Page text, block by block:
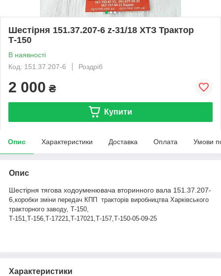
Шестірня 151.37.207-6 z-31/18 ХТЗ Трактор
Т-150
В наявності
Код: 151.37.207-6
Роздріб
2 000 ₴
Купити
Опис Характеристики Доставка Оплата Умови
Опис
Шестірня тягова ходоуменювача вторинного вала 151.37.207-
6, коробки зміни передач КПП тракторів виробництва Харківського
тракторного заводу, Т-150,
Т-151,Т-156,Т-17221,Т-17021,Т-157,Т-150-05-09-25
Характеристики